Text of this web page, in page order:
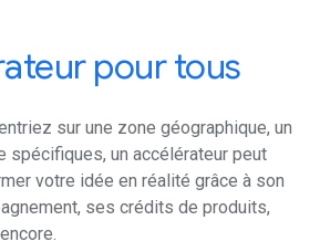
pour tous
sur une zone géographique, un
spécifiques, un accélérateur peut
votre idée en réalité grâce à son
ses crédits de produits,